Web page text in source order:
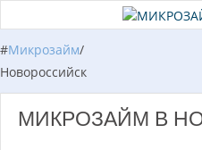
#Микрозайм/
Новороссийск
МИКРОЗАЙМ В